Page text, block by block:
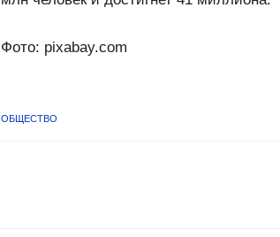
Фото: pixabay.com
ОБЩЕСТВО